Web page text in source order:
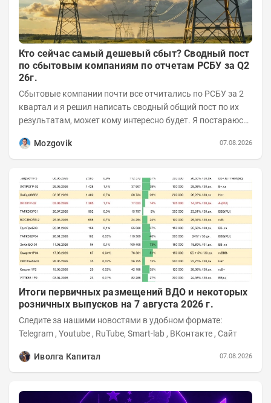
Кто сейчас самый дешевый сбыт? Сводный пост
по сбытовым компаниям по отчетам РСБУ за Q2
26г.
Сбытовые компании почти все отчитались по РСБУ за 2
квартал и я решил написать сводный общий пост по их
результатам, может кому интересно будет. Я постараюсь
Mozgovik
07.08.2026
Итоги первичных размещений ВДО и некоторых
розничных выпусков на 7 августа 2026 г.
Следите за нашими новостями в удобном формате:
Telegram , Youtube , RuTube, Smart-lab , ВКонтакте , Сайт
Иволга Капитал 07.08.2026